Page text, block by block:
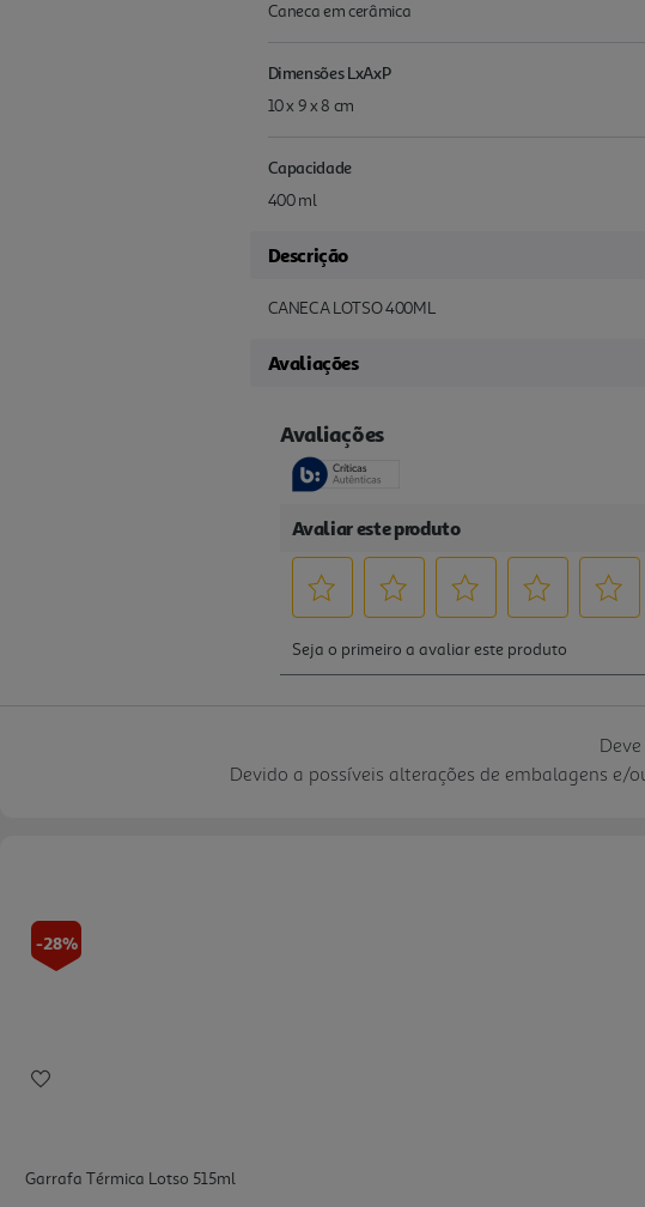
Caneca em cerâmica
Dimensões LxAxP
10 x 9 x 8 cm
Capacidade
400 ml
Descrição
CANECA LOTSO 400ML
Avaliações
Devido a possíveis alterações de embalagens e/
-28%
Garrafa Térmica Lotso 515ml